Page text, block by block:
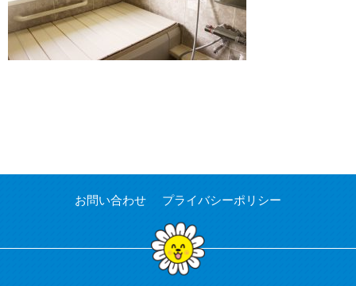
お問い合わせ プライバシーポリシー